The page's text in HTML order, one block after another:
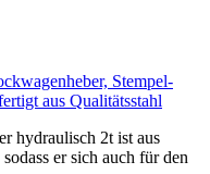
Stempel-
aus Qualitätsstahl
hydraulisch 2t ist aus
er sich auch für den